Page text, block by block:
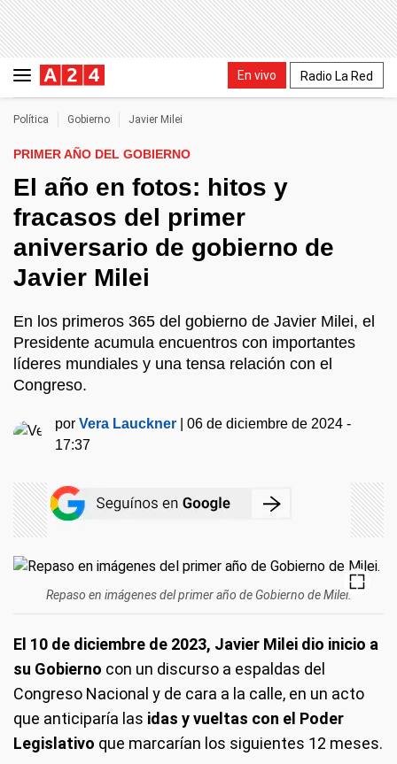
En vivo Radio La Red
Política Gobierno Javier Milei
PRIMER AÑO DEL GOBIERNO
El año en fotos: hitos y
fracasos del primer
aniversario de gobierno de
Javier Milei
En los primeros 365 del gobierno de Javier Milei, el
Presidente acumula encuentros con importantes
líderes mundiales y una tensa relación con el
Congreso.
porVera Lauckner |06 de diciembre de 2024 -
17:37
Repaso en imágenes del primer año de Gobierno de Milei.
El 10 de diciembre de 2023, Javier Milei dio inicio a
su Gobierno con un discurso a espaldas del
Congreso Nacional y de cara a la calle, en un acto
que anticiparía las idas y vueltas con el Poder
Legislativo que marcarían los siguientes 12 meses.